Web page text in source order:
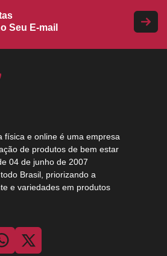
Seu E-mail
física e online é uma empresa
de produtos de bem estar
04 de junho de 2007
Brasil, priorizando a
e variedades em produtos